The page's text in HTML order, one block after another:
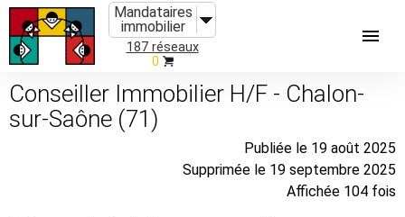
Mandataires
immobilier
187 réseaux
0
Conseiller Immobilier H/F - Chalon-
sur-Saône (71)
Publiée le 19 août 2025
Supprimée le 19 septembre 2025
Affichée 104 fois